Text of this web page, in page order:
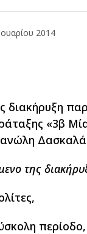
2014
διακήρυξη
«3β
της